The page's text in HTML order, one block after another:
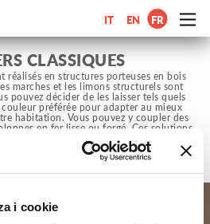
i cookie
IT EN FR
CLASSIQUES
réalisés en structures porteuses en bois
marches et les limons structurels sont
pouvez décider de les laisser tels quels
préférée pour adapter au mieux
habitation. Vous pouvez y coupler des
en fer lisse ou forgé. Ces solutions
à des styles modernes ; il suffit d'y
l'ajout de coloris actuels, du verre et
ne prévoient aucun système